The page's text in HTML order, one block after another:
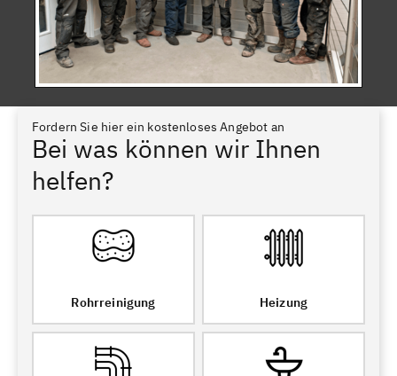
Fordern Sie hier ein kostenloses Angebot an
Bei was können wir Ihnen
helfen?
Rohrreinigung Heizung